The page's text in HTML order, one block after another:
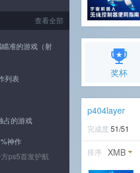
奖杯
p404layer
完成度 51/51
排序 XMB
查看全部
准的游戏（射
列表
占的游戏
神作
ps5首发护航